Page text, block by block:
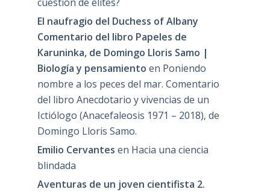
cuestión de élites?
El naufragio del Duchess of Albany
Comentario del libro Papeles de
Karuninka, de Domingo Lloris Samo |
Biología y pensamiento en Poniendo
nombre a los peces del mar. Comentario
del libro Anecdotario y vivencias de un
Ictiólogo (Anacefaleosis 1971 – 2018), de
Domingo Lloris Samo.
Emilio Cervantes en Hacia una ciencia
blindada
Aventuras de un joven cientifista 2.